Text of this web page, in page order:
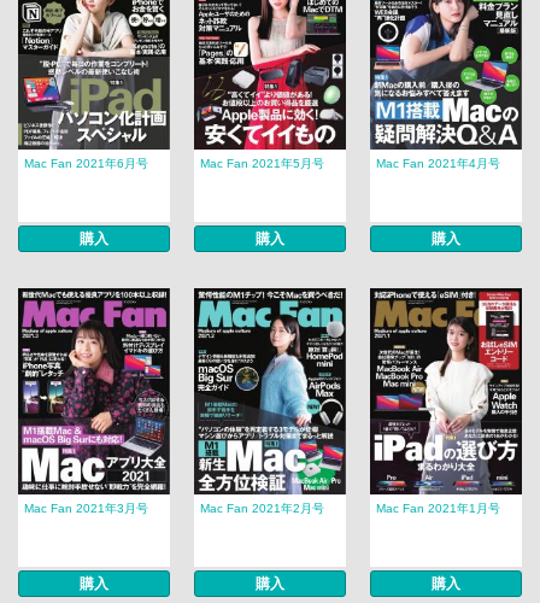
Mac Fan 2021年6月号
購入
Mac Fan 2021年5月号
購入
Mac Fan 2021年4月号
購入
Mac Fan 2021年3月号
購入
Mac Fan 2021年2月号
購入
Mac Fan 2021年1月号
購入